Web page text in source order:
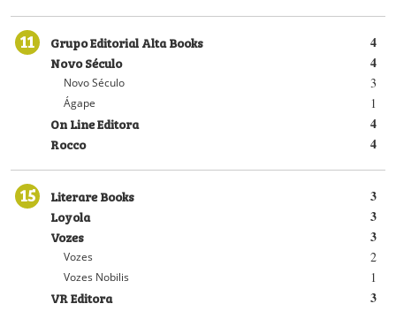
11 4
Grupo Editorial Alta Books
4
Novo Século
3
Novo Século
1
Ágape
4
On Line Editora
4
Rocco
15 3
Literare Books
3
Loyola
3
Vozes
2
Vozes
1
Vozes Nobilis
3
VR Editora